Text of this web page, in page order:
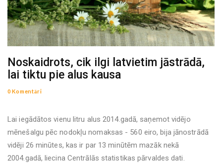
Noskaidrots, cik ilgi latvietim jāstrādā,
lai tiktu pie alus kausa
0 Komentāri
Lai iegādātos vienu litru alus 2014.gadā, saņemot vidējo
mēnešalgu pēc nodokļu nomaksas - 560 eiro, bija jānostrādā
vidēji 26 minūtes, kas ir par 13 minūtēm mazāk nekā
2004.gadā, liecina Centrālās statistikas pārvaldes dati.